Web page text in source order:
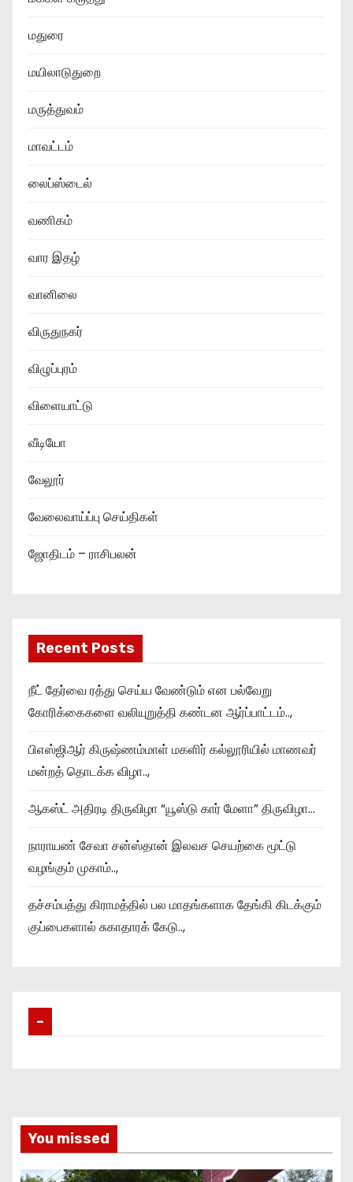
மதுரை
மயிலாடுதுறை
மருத்துவம்
மாவட்டம்
லைப்ஸ்டைல்
வணிகம்
வார இதழ்
வானிலை
விருதுநகர்
விழுப்புரம்
விளையாட்டு
வீடியோ
வேலூர்
வேலைவாய்ப்பு செய்திகள்
ஜோதிடம் – ராசிபலன்
Recent Posts
நீட் தேர்வை ரத்து செய்ய வேண்டும் என பல்வேறு
கோரிக்கைகளை வலியுறுத்தி கண்டன ஆர்ப்பாட்டம்..,
பிஎஸ்ஜிஆர் கிருஷ்ணம்மாள் மகளிர் கல்லூரியில் மாணவர்
மன்றத் தொடக்க விழா..,
ஆகஸ்ட் அதிரடி திருவிழா “யூஸ்டு கார் மேளா” திருவிழா…
நாராயண் சேவா சன்ஸ்தான் இலவச செயற்கை மூட்டு
வழங்கும் முகாம்..,
தச்சம்பத்து கிராமத்தில் பல மாதங்களாக தேங்கி கிடக்கும்
குப்பைகளால் சுகாதாரக் கேடு..,
–
You missed